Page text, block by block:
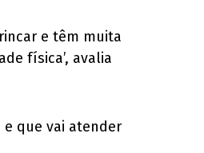
e têm muita
física’, avalia
e que vai atender